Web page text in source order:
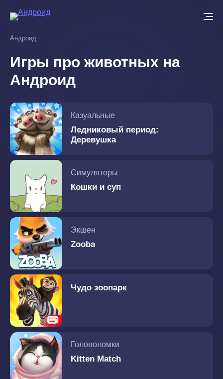
основному
Андроид
Игры про животных на
Андроид
Казуальные
Ледниковый период:
Деревушка
Симуляторы
Кошки и суп
Экшен
Zooba
Чудо зоопарк
Головоломки
Kitten Match